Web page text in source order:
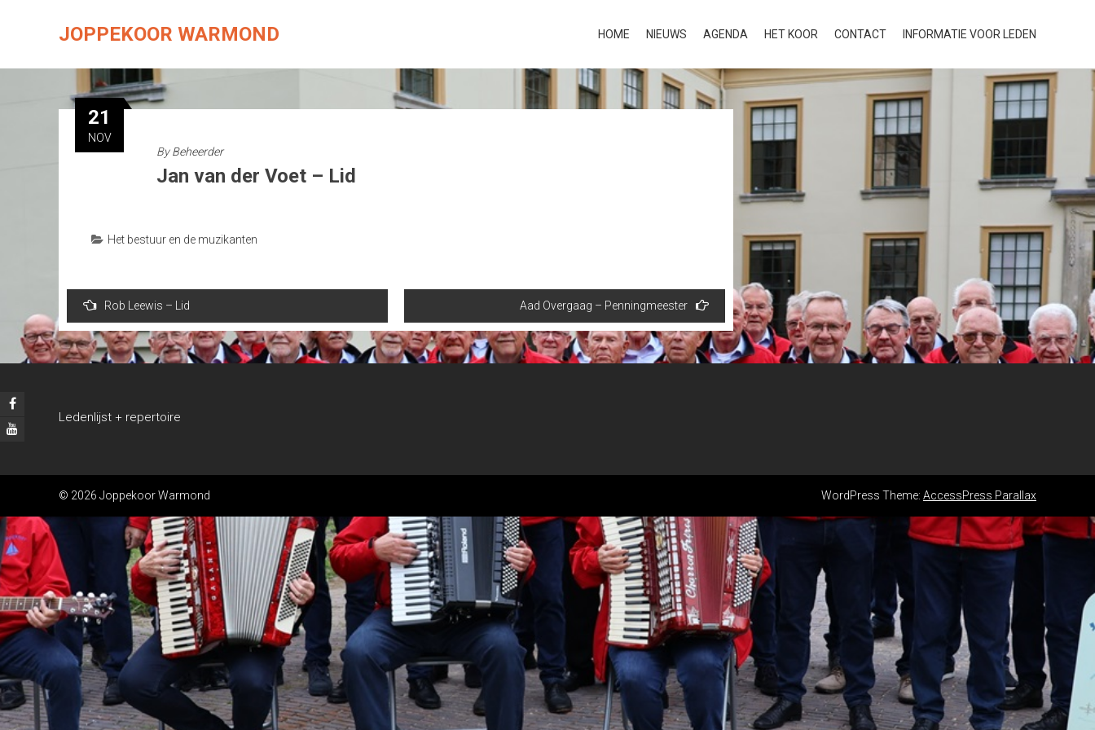
JOPPEKOOR WARMOND HOME NIEUWS AGENDA HET KOOR CONTACT INFORMATIE VOOR LEDEN
21
NOV
ByBeheerder
Jan van der Voet – Lid
Het bestuur en de muzikanten
Bericht
navigatie
Rob Leewis – Lid Aad Overgaag – Penningmeester
Ledenlijst + repertoire
© 2026 Joppekoor Warmond WordPress Theme: AccessPress Parallax